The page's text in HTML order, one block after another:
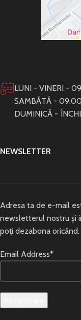
LUNI - VINERI -
SAMBĂTĂ -
DUMINICĂ -
NEWSLETTER
Adresa ta de e-mail
newsletterul nostru și
poți dezabona oricând.
Email Address*